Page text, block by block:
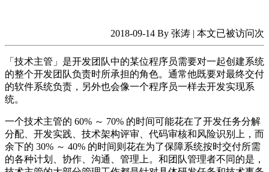
2018-09-14 By 张涛 | 本文已被访问次
「技术主管」是开发团队中的某位程序员需要对一起创建系统
的整个开发团队负责时所承担的角色。通常他既要对最终交付
的软件系统负责，另外也会像一个程序员一样去开发实现系
统。
一个技术主管的 60% ～ 70% 的时间可能花在了开发任务分解
分配、开发实践、技术架构评审、代码审核和风险识别上，而
余下的 30% ～ 40% 的时间则花在为了保障系统按时交付所需
的各种计划、协作、沟通、管理上。和团队管理者不同的是，